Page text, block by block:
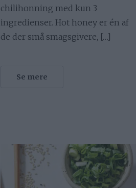
chilihonning med kun 3
ingredienser. Hot honey er én af
de der små smagsgivere, […]
Se mere